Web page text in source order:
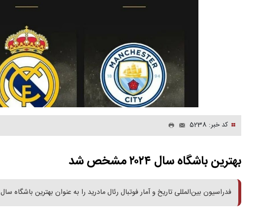
کد خبر: 5238
بهترین باشگاه سال ۲۰۲۴ مشخص شد
فدراسیون بین‌المللی تاریخ و آمار فوتبال رئال مادرید را به عنوان بهترین باشگاه سال ۲۰۲۴ انتخاب کرده است.